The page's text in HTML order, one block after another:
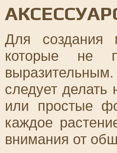
Для создания
которые не
следует
или простые
каждое
внимания от